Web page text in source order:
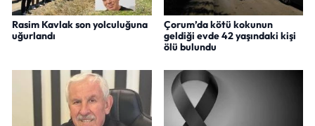
Rasim Kavlak son yolculuğuna
uğurlandı
Çorum’da kötü kokunun
geldiği evde 42 yaşındaki kişi
ölü bulundu